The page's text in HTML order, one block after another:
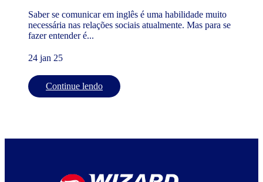
Saber se comunicar em inglês é uma habilidade muito
necessária nas relações sociais atualmente. Mas para se
fazer entender é...
24 jan 25
Continue lendo